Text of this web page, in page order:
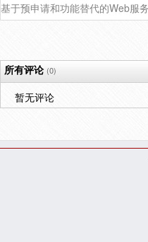
基于预申请和功能替代的Web服
所有评论(0)
暂无评论